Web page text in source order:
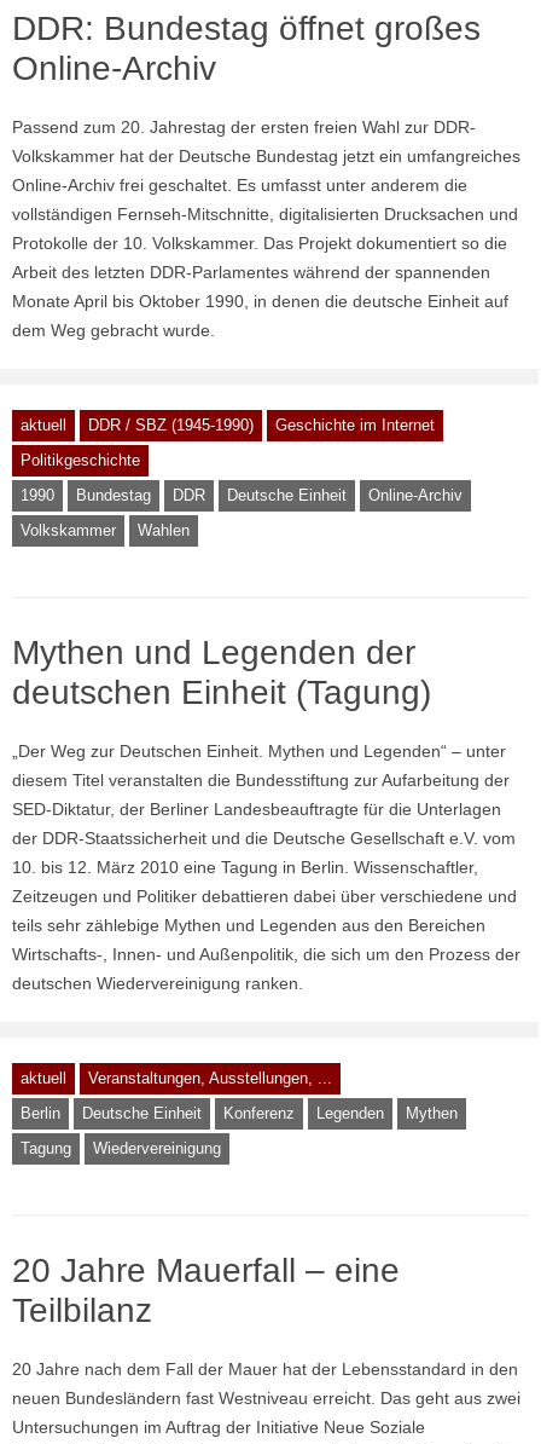
DDR: Bundestag öffnet großes
Online-Archiv
Passend zum 20. Jahrestag der ersten freien Wahl zur DDR-
Volkskammer hat der Deutsche Bundestag jetzt ein umfangreiches
Online-Archiv frei geschaltet. Es umfasst unter anderem die
vollständigen Fernseh-Mitschnitte, digitalisierten Drucksachen und
Protokolle der 10. Volkskammer. Das Projekt dokumentiert so die
Arbeit des letzten DDR-Parlamentes während der spannenden
Monate April bis Oktober 1990, in denen die deutsche Einheit auf
dem Weg gebracht wurde.
aktuell DDR / SBZ (1945-1990)
Geschichte im Internet
Politikgeschichte
1990
Bundestag DDR Deutsche Einheit
Online-Archiv
Volkskammer
Wahlen
Mythen und Legenden der
deutschen Einheit (Tagung)
„Der Weg zur Deutschen Einheit. Mythen und Legenden“ – unter
diesem Titel veranstalten die Bundesstiftung zur Aufarbeitung der
SED-Diktatur, der Berliner Landesbeauftragte für die Unterlagen
der DDR-Staatssicherheit und die Deutsche Gesellschaft e.V. vom
10. bis 12. März 2010 eine Tagung in Berlin. Wissenschaftler,
Zeitzeugen und Politiker debattieren dabei über verschiedene und
teils sehr zählebige Mythen und Legenden aus den Bereichen
Wirtschafts-, Innen- und Außenpolitik, die sich um den Prozess der
deutschen Wiedervereinigung ranken.
aktuell
Veranstaltungen, Ausstellungen, ...
Berlin
Deutsche Einheit Konferenz Legenden
Mythen
Tagung
Wiedervereinigung
20 Jahre Mauerfall – eine
Teilbilanz
20 Jahre nach dem Fall der Mauer hat der Lebensstandard in den
neuen Bundesländern fast Westniveau erreicht. Das geht aus zwei
Untersuchungen im Auftrag der Initiative Neue Soziale